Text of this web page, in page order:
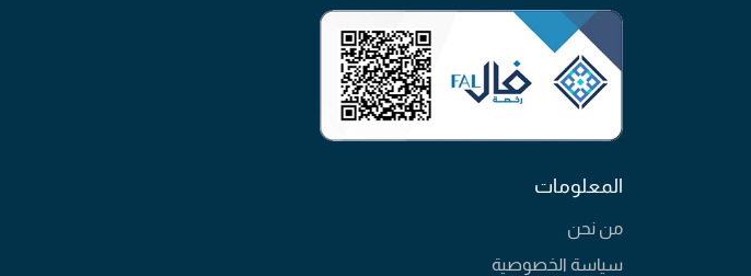
المعلومات
من نحن
سياسة الخصوصية